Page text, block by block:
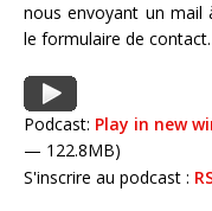
nous envoyant un mail
le formulaire de contact.
Podcast: Play in new
— 122.8MB)
S'inscrire au podcast :